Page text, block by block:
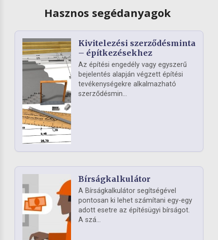
Hasznos segédanyagok
Kivitelezési szerződésminta
– építkezésekhez
Az építési engedély vagy egyszerű
bejelentés alapján végzett építési
tevékenységekre alkalmazható
szerződésmin...
Bírságkalkulátor
A Bírságkalkulátor segítségével
pontosan ki lehet számítani egy-egy
adott esetre az építésügyi bírságot.
A szá...